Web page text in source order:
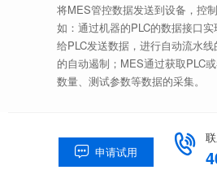
将MES管控数据发送到设备，控
如：通过机器的PLC的数据接口
给PLC发送数据，进行自动流水
的自动遏制；MES通过获取PLC
数量、测试参数等数据的采集。
 申请试用 